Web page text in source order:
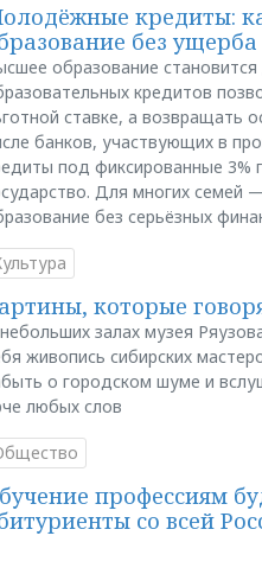
кредиты:
без
образование
кредитов
ставке, а возвращать
банков, участвующих в
под фиксированные 3%
Для многих семей
без серьёзных
которые
залах музея
живопись сибирских
о городском шуме и
любых слов
профессиям
со всей